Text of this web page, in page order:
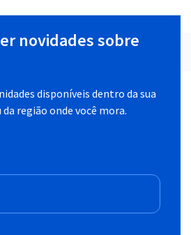
novidades sobre
disponíveis dentro da sua
região onde você mora.